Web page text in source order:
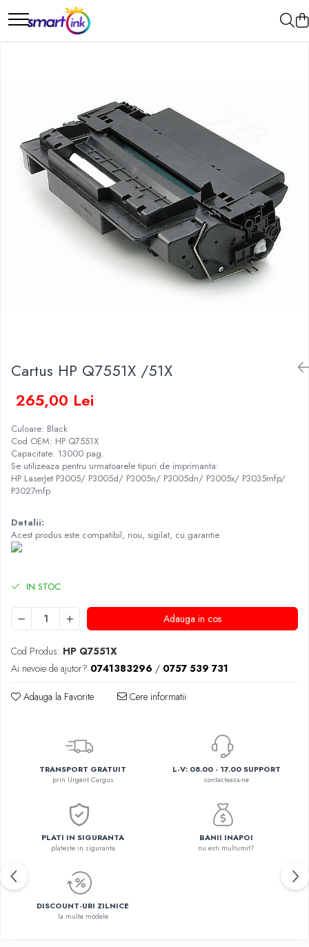
Cartus HP Q7551X /51X
265,00 Lei
Culoare: Black
Cod OEM: HP Q7551X
Capacitate: 13000 pag.
Se utilizeaza pentru urmatoarele tipuri de imprimanta:
HP LaserJet P3005/ P3005d/ P3005n/ P3005dn/ P3005x/ P3035mfp/
P3027mfp
Detalii:
Acest produs este compatibil, nou, sigilat, cu garantie
IN STOC
Adauga in cos
Cod Produs: HP Q7551X
Ai nevoie de ajutor? 0741383296 / 0757 539 731
Adauga la Favorite Cere informatii
TRANSPORT GRATUIT
prin Urgent Cargus
L-V: 08.00 - 17.00 SUPPORT
contacteaza-ne
PLATI IN SIGURANTA
plateste in siguranta
BANII INAPOI
nu esti multumit?
DISCOUNT-URI ZILNICE
la multe modele